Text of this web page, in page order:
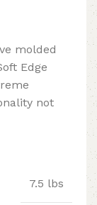
molded
Edge
not
7.5 lbs